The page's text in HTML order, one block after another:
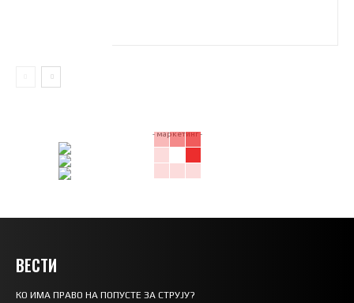
- маркетинг -
ВЕСТИ
КО ИМА ПРАВО НА ПОПУСТЕ ЗА СТРУЈУ?